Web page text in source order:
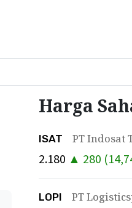
Harga
ISAT PT Indosat
2.180 ▲ 280 (
LOPI PT